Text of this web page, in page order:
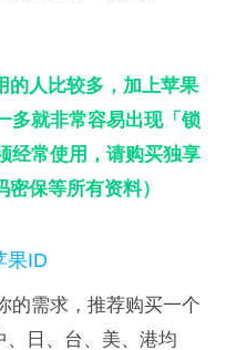
的人比较多，加上苹果
多就非常容易出现「锁
经常使用，请购买独享
保等所有资料）
果ID
的需求，推荐购买一个
、日、台、美、港均